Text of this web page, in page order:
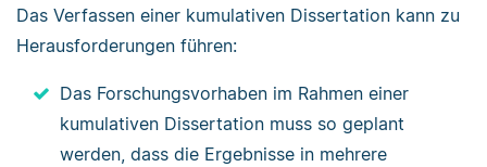
Das Verfassen einer kumulativen Dissertation kann zu
Herausforderungen führen:
Das Forschungsvorhaben im Rahmen einer
kumulativen Dissertation muss so geplant
werden, dass die Ergebnisse in mehrere